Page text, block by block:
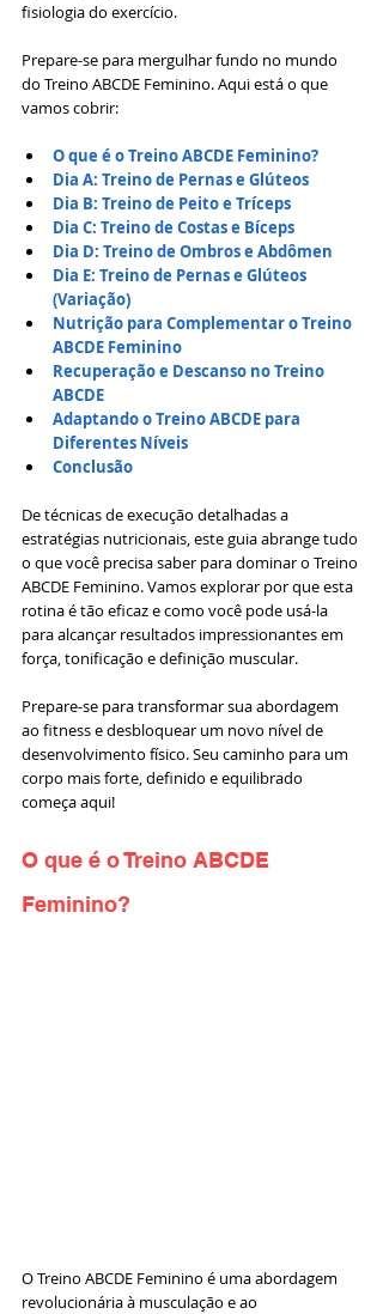
fisiologia do exercício.
Prepare-se para mergulhar fundo no mundo
do Treino ABCDE Feminino. Aqui está o que
vamos cobrir:
O que é o Treino ABCDE Feminino?
Dia A: Treino de Pernas e Glúteos
Dia B: Treino de Peito e Tríceps
Dia C: Treino de Costas e Bíceps
Dia D: Treino de Ombros e Abdômen
Dia E: Treino de Pernas e Glúteos
(Variação)
Nutrição para Complementar o Treino
ABCDE Feminino
Recuperação e Descanso no Treino
ABCDE
Adaptando o Treino ABCDE para
Diferentes Níveis
Conclusão
De técnicas de execução detalhadas a
estratégias nutricionais, este guia abrange tudo
o que você precisa saber para dominar o Treino
ABCDE Feminino. Vamos explorar por que esta
rotina é tão eficaz e como você pode usá-la
para alcançar resultados impressionantes em
força, tonificação e definição muscular.
Prepare-se para transformar sua abordagem
ao fitness e desbloquear um novo nível de
desenvolvimento físico. Seu caminho para um
corpo mais forte, definido e equilibrado
começa aqui!
O que é o Treino ABCDE
Feminino?
O Treino ABCDE Feminino é uma abordagem
revolucionária à musculação e ao